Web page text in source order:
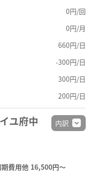
0円/回
0円/月
660円/日
-300円/日
300円/日
200円/日
ユ府中
費用他 16,500円〜
内訳